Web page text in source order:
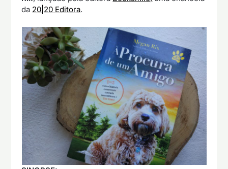
da 20|20 Editora.